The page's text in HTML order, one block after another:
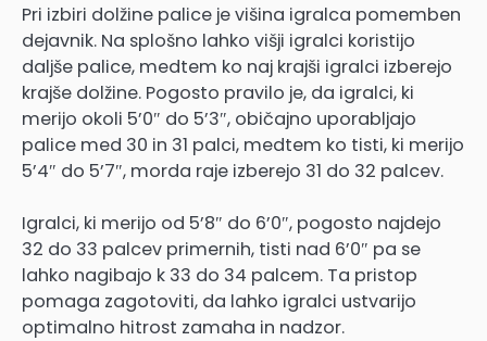
Pri izbiri dolžine palice je višina igralca pomemben
dejavnik. Na splošno lahko višji igralci koristijo
daljše palice, medtem ko naj krajši igralci izberejo
krajše dolžine. Pogosto pravilo je, da igralci, ki
merijo okoli 5’0″ do 5’3″, običajno uporabljajo
palice med 30 in 31 palci, medtem ko tisti, ki merijo
5’4″ do 5’7″, morda raje izberejo 31 do 32 palcev.
Igralci, ki merijo od 5’8″ do 6’0″, pogosto najdejo
32 do 33 palcev primernih, tisti nad 6’0″ pa se
lahko nagibajo k 33 do 34 palcem. Ta pristop
pomaga zagotoviti, da lahko igralci ustvarijo
optimalno hitrost zamaha in nadzor.